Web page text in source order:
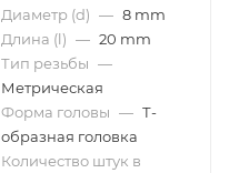
Диаметр (d) — 8 mm
Длина (l) — 20 mm
Тип резьбы —
Метрическая
Форма головы — Т-
образная головка
Количество штук в